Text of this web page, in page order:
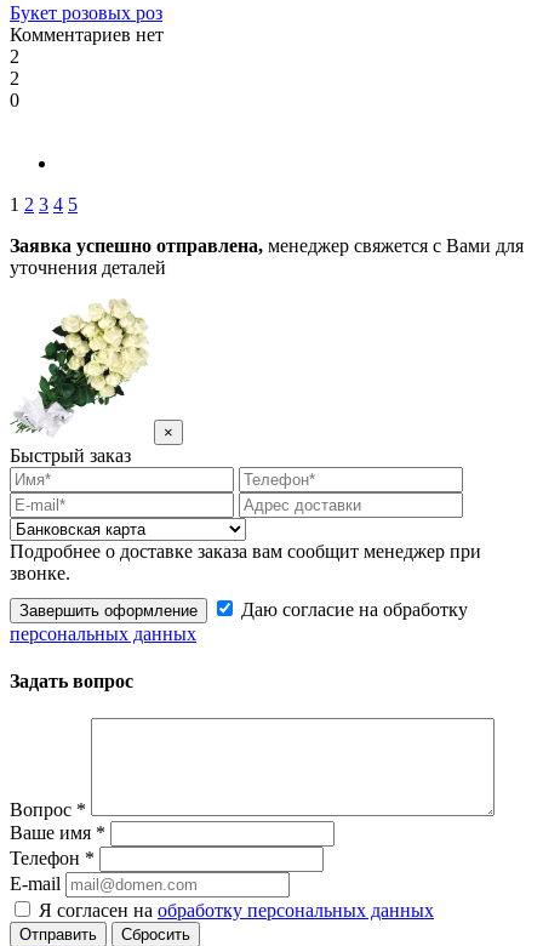
Букет розовых роз
Комментариев нет
2
2
0
1 2 3 4 5
Заявка успешно отправлена, менеджер свяжется с Вами для
уточнения деталей
×
Быстрый заказ
Подробнее о доставке заказа вам сообщит менеджер при
звонке.
Завершить оформление
Даю согласие на обработку
персональных данных
Задать вопрос
Вопрос *
Ваше имя *
Телефон *
E-mail
Я согласен на обработку персональных данных
Сбросить